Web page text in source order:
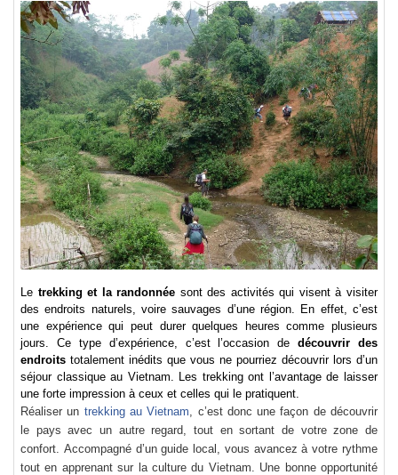
Le trekking et la randonnée sont des activités qui visent à visiter
des endroits naturels, voire sauvages d’une région. En effet, c’est
une expérience qui peut durer quelques heures comme plusieurs
jours. Ce type d’expérience, c’est l’occasion dedécouvrir des
endroits totalement inédits que vous ne pourriez découvrir lors d’un
séjour classique au Vietnam. Les trekking ont l’avantage de laisser
une forte impression à ceux et celles qui le pratiquent.
Réaliser un trekking au Vietnam , c’est donc une façon de découvrir
le pays avec un autre regard, tout en sortant de votre zone de
confort. Accompagné d’un guide local
, vous avancez à votre rythme
tout en apprenant sur la culture du Vietnam. Une bonne opportunité